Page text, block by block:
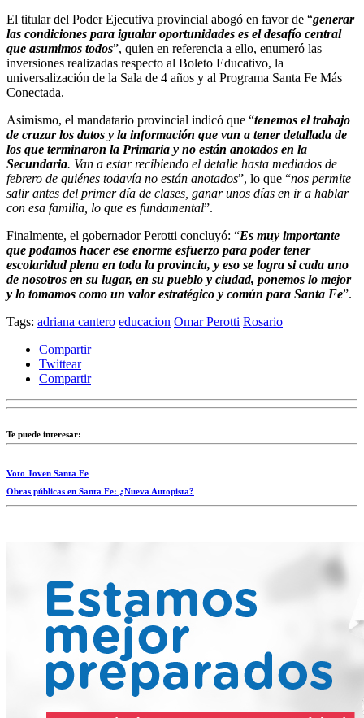
El titular del Poder Ejecutiva provincial abogó en favor de “generar
las condiciones para igualar oportunidades es el desafío central
que asumimos todos”, quien en referencia a ello, enumeró las
inversiones realizadas respecto al Boleto Educativo, la
universalización de la Sala de 4 años y al Programa Santa Fe Más
Conectada.
Asimismo, el mandatario provincial indicó que “tenemos el trabajo
de cruzar los datos y la información que van a tener detallada de
los que terminaron la Primaria y no están anotados en la
Secundaria. Van a estar recibiendo el detalle hasta mediados de
febrero de quiénes todavía no están anotados”, lo que “nos permite
salir antes del primer día de clases, ganar unos días en ir a hablar
con esa familia, lo que es fundamental”.
Finalmente, el gobernador Perotti concluyó: “Es muy importante
que podamos hacer ese enorme esfuerzo para poder tener
escolaridad plena en toda la provincia, y eso se logra si cada uno
de nosotros en su lugar, en su pueblo y ciudad, ponemos lo mejor
y lo tomamos como un valor estratégico y común para Santa Fe”.
Tags: adriana cantero educacion Omar Perotti Rosario
Compartir
Twittear
Compartir
Te puede interesar:
Voto Joven Santa Fe
Obras públicas en Santa Fe: ¿Nueva Autopista?